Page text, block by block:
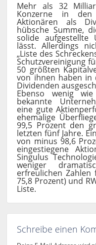
Mehr als 32
Konzerne in
Aktionären als
hübsche Summe,
solide aufgestellte
lässt. Allerdings
„Liste des
Schutzvereinigung
50 größten
von ihnen haben in
Dividenden
Ebenso wenig
bekannte
eine gute
ehemalige
99,5 Prozent den
letzten fünf Jahre.
von minus 98,6
eingestiegene
Singulus
weniger
erfreulichen
75,8 Prozent) und
Liste.
Schreibe einen